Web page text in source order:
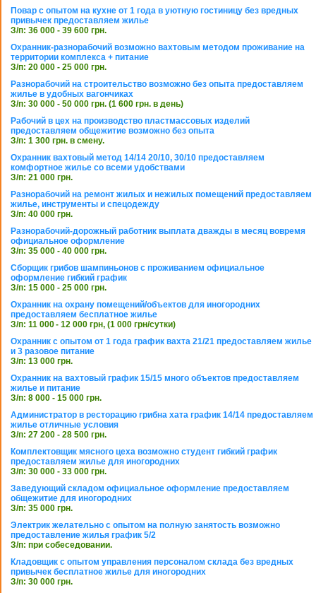
Повар с опытом на кухне от 1 года в уютную гостиницу без вредных
привычек предоставляем жилье
З/п: 36 000 - 39 600 грн.
Охранник-разнорабочий возможно вахтовым методом проживание на
территории комплекса + питание
З/п: 20 000 - 25 000 грн.
Разнорабочий на строительство возможно без опыта предоставляем
жилье в удобных вагончиках
З/п: 30 000 - 50 000 грн. (1 600 грн. в день)
Рабочий в цех на производство пластмассовых изделий
предоставляем общежитие возможно без опыта
З/п: 1 300 грн. в смену.
Охранник вахтовый метод 14/14 20/10, 30/10 предоставляем
комфортное жилье со всеми удобствами
З/п: 21 000 грн.
Разнорабочий на ремонт жилых и нежилых помещений предоставляем
жилье, инструменты и спецодежду
З/п: 40 000 грн.
Разнорабочий-дорожный работник выплата дважды в месяц вовремя
официальное оформление
З/п: 35 000 - 40 000 грн.
Сборщик грибов шампиньонов с проживанием официальное
оформление гибкий график
З/п: 15 000 - 25 000 грн.
Охранник на охрану помещений/объектов для иногородних
предоставляем бесплатное жилье
З/п: 11 000 - 12 000 грн, (1 000 грн/сутки)
Охранник с опытом от 1 года график вахта 21/21 предоставляем жилье
и 3 разовое питание
З/п: 13 000 грн.
Охранник на вахтовый график 15/15 много объектов предоставляем
жилье и питание
З/п: 8 000 - 15 000 грн.
Администратор в ресторацию грибна хата график 14/14 предоставляем
жилье отличные условия
З/п: 27 200 - 28 500 грн.
Комплектовщик мясного цеха возможно студент гибкий график
предоставляем жилье для иногородних
З/п: 30 000 - 33 000 грн.
Заведующий складом официальное оформление предоставляем
общежитие для иногородних
З/п: 35 000 грн.
Электрик желательно с опытом на полную занятость возможно
предоставление жилья график 5/2
З/п: при собеседовании.
Кладовщик с опытом управления персоналом склада без вредных
привычек бесплатное жилье для иногородних
З/п: 30 000 грн.